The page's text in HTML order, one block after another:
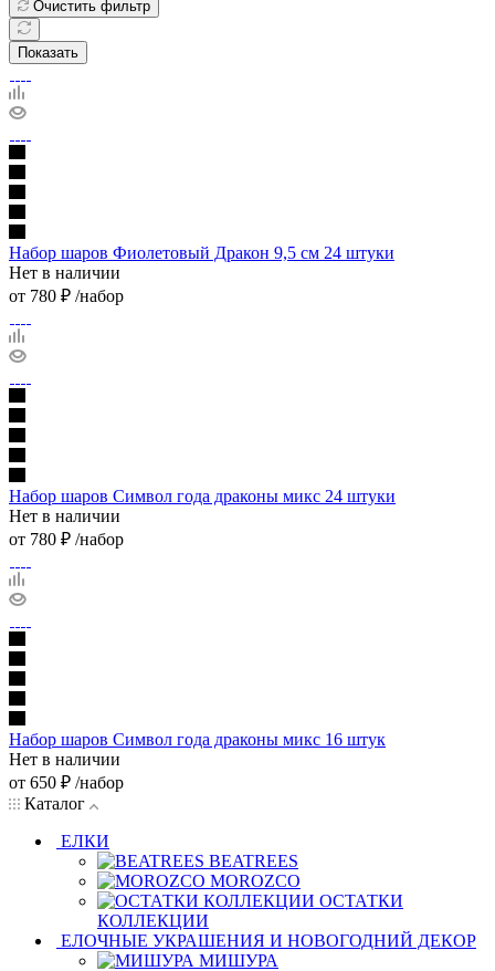
Очистить фильтр
Показать
Набор шаров Фиолетовый Дракон 9,5 см 24 штуки
Нет в наличии
от 780 ₽ /набор
Набор шаров Символ года драконы микс 24 штуки
Нет в наличии
от 780 ₽ /набор
Набор шаров Символ года драконы микс 16 штук
Нет в наличии
от 650 ₽ /набор
Каталог
ЕЛКИ
BEATREES
MOROZCO
ОСТАТКИ
КОЛЛЕКЦИИ
ЕЛОЧНЫЕ УКРАШЕНИЯ И НОВОГОДНИЙ ДЕКОР
МИШУРА